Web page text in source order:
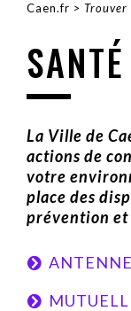
D'ARIANE
Caen.fr Trouver
SANTÉ
La Ville de
actions de
votre
place des
prévention et